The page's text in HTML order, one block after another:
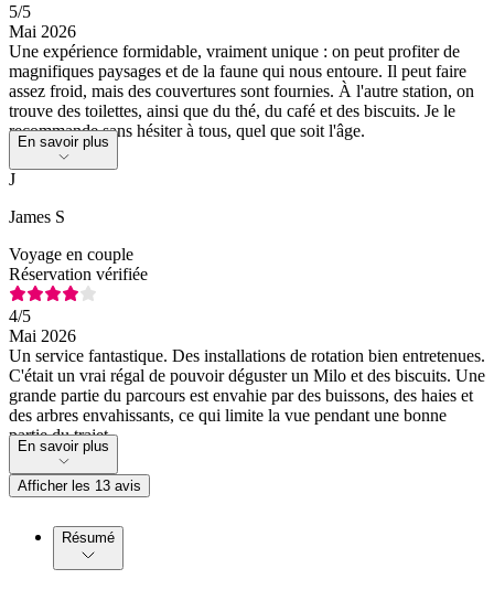
5/5
Mai 2026
Une expérience formidable, vraiment unique : on peut profiter de
magnifiques paysages et de la faune qui nous entoure. Il peut faire
assez froid, mais des couvertures sont fournies. À l'autre station, on
trouve des toilettes, ainsi que du thé, du café et des biscuits. Je le
recommande sans hésiter à tous, quel que soit l'âge.
En savoir plus
J
James S
Voyage en couple
Réservation vérifiée
4/5
Mai 2026
Un service fantastique. Des installations de rotation bien entretenues.
C'était un vrai régal de pouvoir déguster un Milo et des biscuits. Une
grande partie du parcours est envahie par des buissons, des haies et
des arbres envahissants, ce qui limite la vue pendant une bonne
partie du trajet.
En savoir plus
Afficher les 13 avis
Résumé